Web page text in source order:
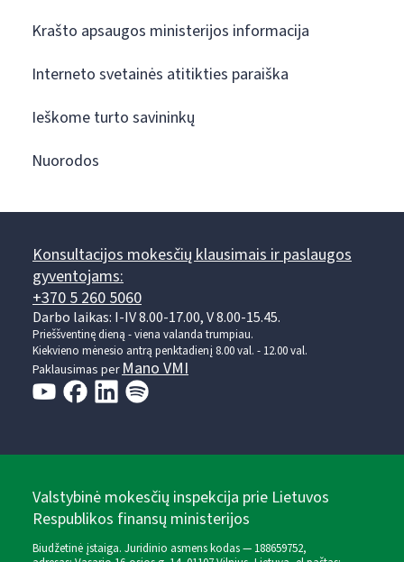
Krašto apsaugos ministerijos informacija
Interneto svetainės atitikties paraiška
Ieškome turto savininkų
Nuorodos
Konsultacijos mokesčių klausimais ir paslaugos
gyventojams:
+370 5 260 5060
Darbo laikas: I-IV 8.00-17.00, V 8.00-15.45.
Prieššventinę dieną - viena valanda trumpiau.
Kiekvieno mėnesio antrą penktadienį 8.00 val. - 12.00 val.
Paklausimas per Mano VMI
Valstybinė mokesčių inspekcija prie Lietuvos
Respublikos finansų ministerijos
Biudžetinė įstaiga. Juridinio asmens kodas — 188659752,